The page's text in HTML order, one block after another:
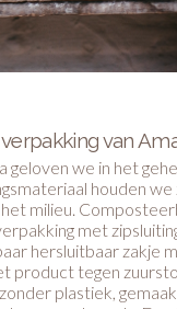
van
geloven we in het
houden we
milieu.
met
hersluitbaar zakje
product tegen
plastiek,